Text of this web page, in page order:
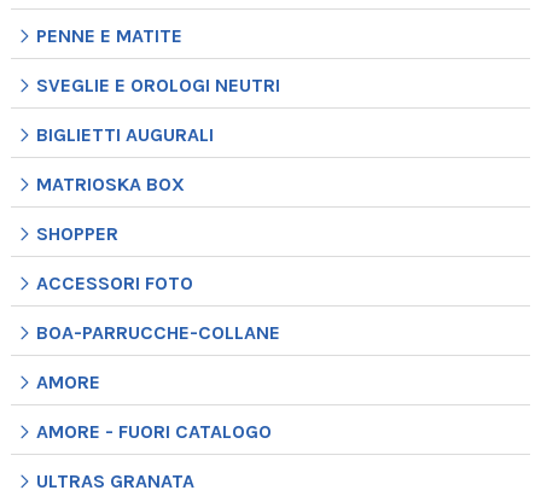
PENNE E MATITE
SVEGLIE E OROLOGI NEUTRI
BIGLIETTI AUGURALI
MATRIOSKA BOX
SHOPPER
ACCESSORI FOTO
BOA-PARRUCCHE-COLLANE
AMORE
AMORE - FUORI CATALOGO
ULTRAS GRANATA